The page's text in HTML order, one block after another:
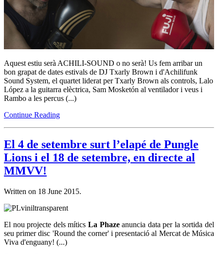
Aquest estiu serà ACHILI-SOUND o no serà! Us fem arribar un
bon grapat de dates estivals de DJ Txarly Brown i d'Achilifunk
Sound System, el quartet liderat per Txarly Brown als controls, Lalo
López a la guitarra elèctrica, Sam Mosketón al ventilador i veus i
Rambo a les percus (...)
Continue Reading
El 4 de setembre surt l’elapé de Pungle
Lions i el 18 de setembre, en directe al
MMVV!
Written on 18 June 2015.
El nou projecte dels mítics La Phazeanuncia data per la sortida del
seu primer disc 'Round the corner' i presentació al Mercat de Música
Viva d'enguany! (...)